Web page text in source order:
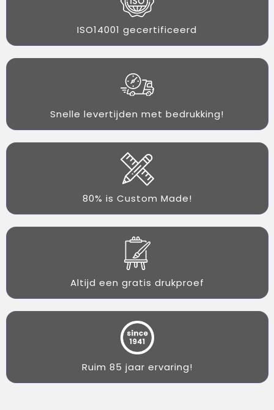
ISO14001 gecertificeerd
Snelle levertijden met bedrukking!
80% is Custom Made!
Altijd een gratis drukproef
Ruim 85 jaar ervaring!